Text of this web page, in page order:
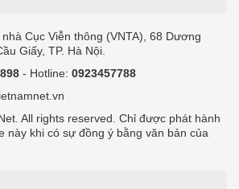
Cục Viễn thông (VNTA), 68 Dương
Giấy, TP. Hà Nội.
- Hotline: 0923457788
All rights reserved. Chỉ được phát hành
này khi có sự đồng ý bằng văn bản của